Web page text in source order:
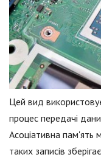
Цей вид
процес передачі
Асоціативна пам'ять
таких записів